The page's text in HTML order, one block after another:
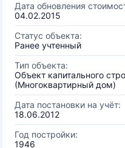
Дата обновления
04.02.2015
Статус объекта:
Ранее учтенный
Тип объекта:
Объект капитального
(Многоквартирный дом)
Дата постановки на учёт:
18.06.2012
Год постройки:
1946